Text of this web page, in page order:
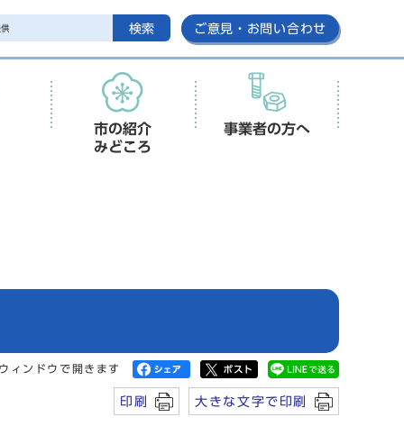
検索 ご意見・お問い合わせ
市の紹介
みどころ
事業者の方へ
ィンドウで開きます
印刷 大きな文字で印刷